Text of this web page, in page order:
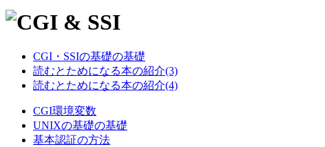
CGI・SSIの基礎の基礎
読むとためになる本の紹介(3)
読むとためになる本の紹介(4)
CGI環境変数
UNIXの基礎の基礎
基本認証の方法